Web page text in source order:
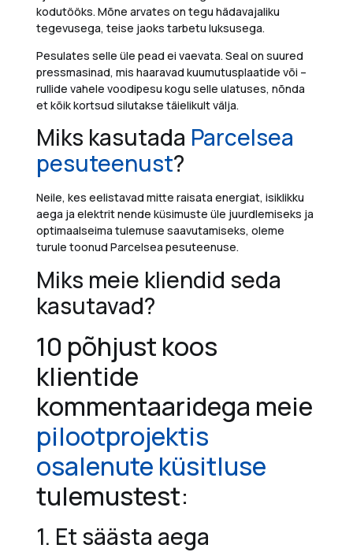
kodutööks. Mõne arvates on tegu hädavajaliku
tegevusega, teise jaoks tarbetu luksusega.
Pesulates selle üle pead ei vaevata. Seal on suured
pressmasinad, mis haaravad kuumutusplaatide või –
rullide vahele voodipesu kogu selle ulatuses, nõnda
et kõik kortsud silutakse täielikult välja.
Miks kasutada Parcelsea
pesuteenust?
Neile, kes eelistavad mitte raisata energiat, isiklikku
aega ja elektritnende küsimuste üle juurdlemiseks ja
optimaalseima tulemuse saavutamiseks, oleme
turule toonud Parcelsea pesuteenuse.
Miks meie kliendid seda
kasutavad?
10 põhjust koos
klientide
kommentaaridega meie
pilootprojektis
osalenute küsitluse
tulemustest:
1. Et säästa aega